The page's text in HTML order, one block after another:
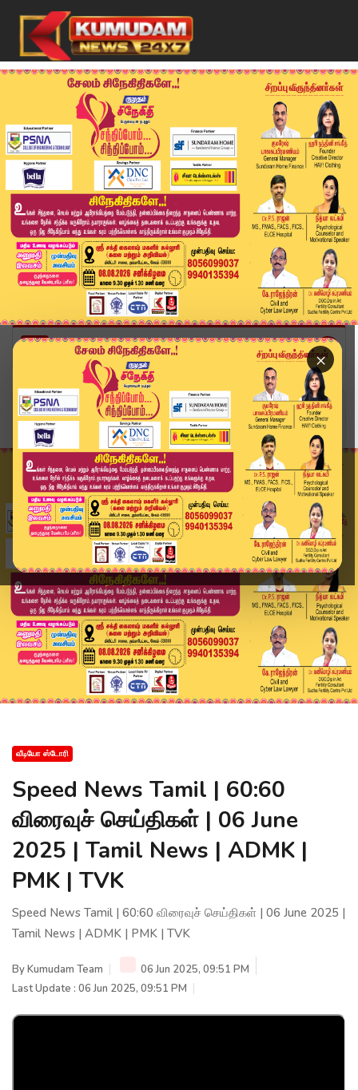
×
Home
வீடியோ ஸ்டோரி
Speed News Tamil | 60:60 விரைவுச் செய்திகள் | 0...
வீடியோ ஸ்டோரி
Speed News Tamil | 60:60
விரைவுச் செய்திகள் | 06 June
2025 | Tamil News | ADMK |
PMK | TVK
Speed News Tamil | 60:60 விரைவுச் செய்திகள் | 06 June 2025 |
Tamil News | ADMK | PMK | TVK
ByKumudam Team
06 Jun 2025, 09:51 PM
Last Update : 06 Jun 2025, 09:51 PM